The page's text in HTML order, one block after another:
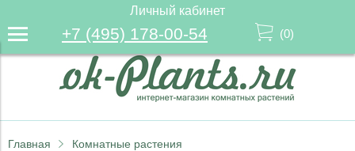
Личный кабинет
+7 (495) 178-00-54 (0)
Главная
Комнатные растения